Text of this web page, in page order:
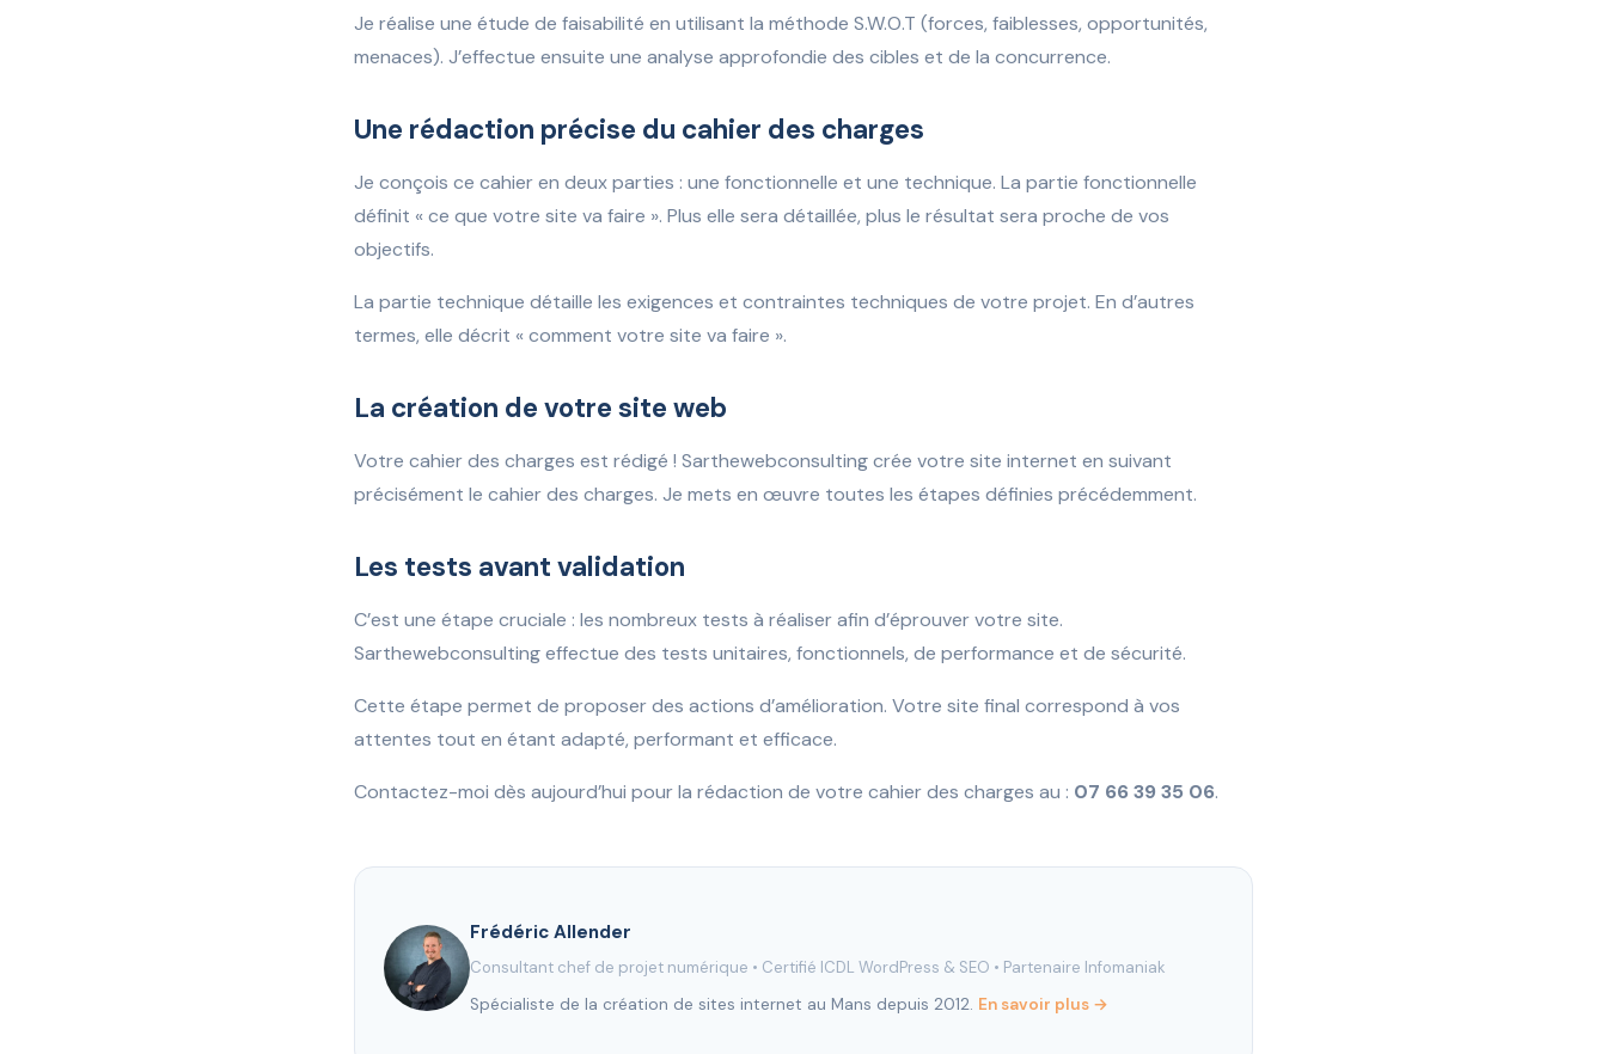
Je réalise une étude de faisabilité en utilisant la méthode S.W.O.T (forces, faiblesses, opportunités,
menaces). J’effectue ensuite une analyse approfondie des cibles et de la concurrence.
Une rédaction précise du cahier des charges
Je conçois ce cahier en deux parties : une fonctionnelle et une technique. La partie fonctionnelle
définit « ce que votre site va faire ». Plus elle sera détaillée, plus le résultat sera proche de vos
objectifs.
La partie technique détaille les exigences et contraintes techniques de votre projet. En d’autres
termes, elle décrit « comment votre site va faire ».
La création de votre site web
Votre cahier des charges est rédigé ! Sarthewebconsulting crée votre site internet en suivant
précisément le cahier des charges. Je mets en œuvre toutes les étapes définies précédemment.
Les tests avant validation
C’est une étape cruciale : les nombreux tests à réaliser afin d’éprouver votre site.
Sarthewebconsulting effectue des tests unitaires, fonctionnels, de performance et de sécurité.
Cette étape permet de proposer des actions d’amélioration. Votre site final correspond à vos
attentes tout en étant adapté, performant et efficace.
Contactez-moi dès aujourd’hui pour la rédaction de votre cahier des charges au : 07 66 39 35 06.
Frédéric Allender
Consultant chef de projet numérique • Certifié ICDL WordPress & SEO • Partenaire Infomaniak
Spécialiste de la création de sites internet au Mans depuis 2012. En savoir plus →